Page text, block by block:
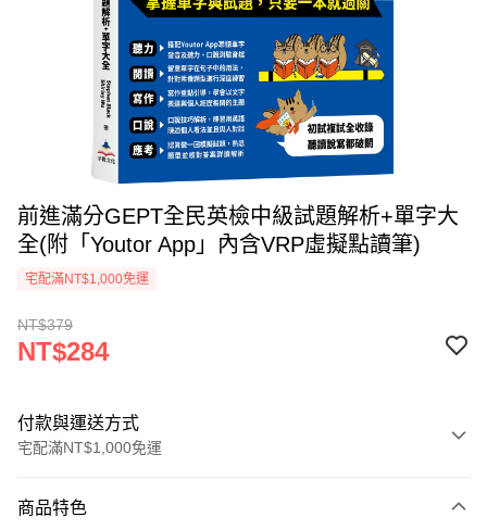
前進滿分GEPT全民英檢中級試題解析+單字大
全(附「Youtor App」內含VRP虛擬點讀筆)
宅配滿NT$1,000免運
NT$379
NT$284
付款與運送方式
宅配滿NT$1,000免運
icash Pay
商品特色